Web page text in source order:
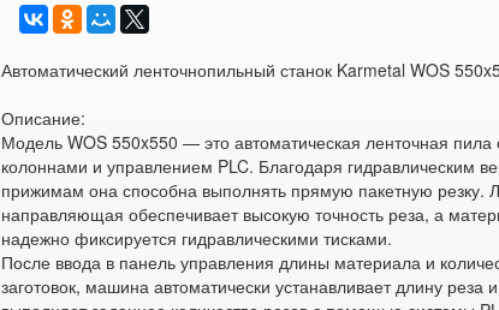
Автоматический ленточнопильный станок Karmetal WOS
Описание:
Модель WOS 550x550 — это автоматическая ленточная пила
колоннами и управлением PLC. Благодаря гидравлическим
прижимам она способна выполнять прямую пакетную резку.
направляющая обеспечивает высокую точность реза, а
надежно фиксируется гидравлическими тисками.
После ввода в панель управления длины материала и
заготовок, машина автоматически устанавливает длину реза и